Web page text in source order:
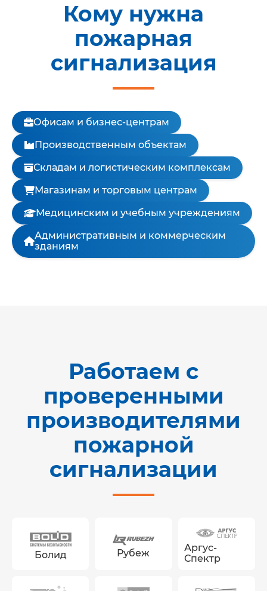
Кому нужна
пожарная
сигнализация
Офисам и бизнес-центрам
Производственным объектам
Складам и логистическим комплексам
Магазинам и торговым центрам
Медицинским и учебным учреждениям
Административным и коммерческим
зданиям
Работаем с
проверенными
производителями
пожарной
сигнализации
Болид Рубеж
Аргус-
Спектр